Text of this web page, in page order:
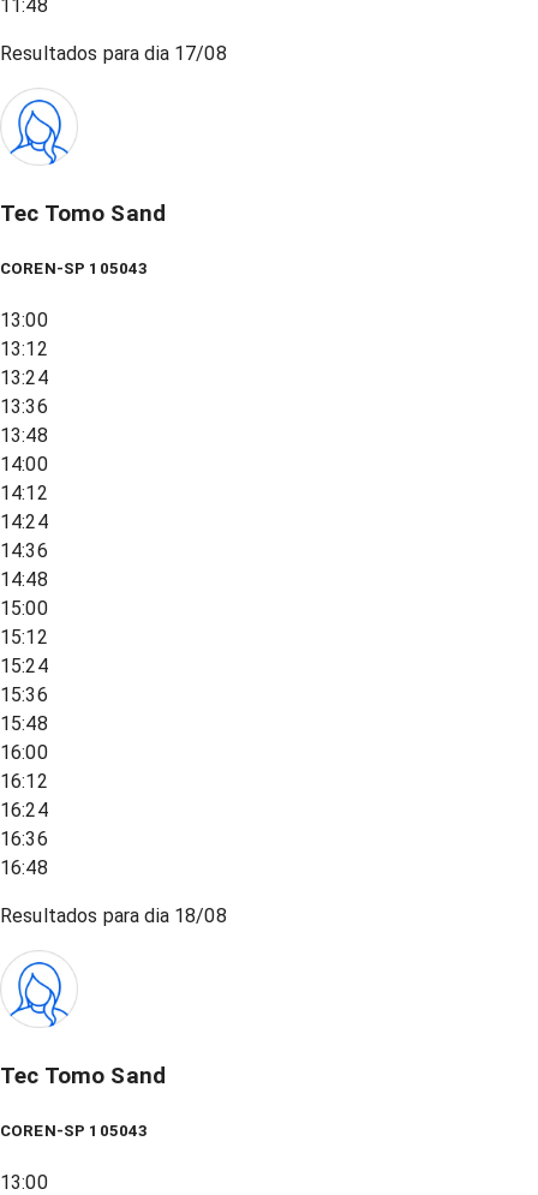
11:48
Resultados para dia 17/08
Tec Tomo Sand
COREN-SP 105043
13:00
13:12
13:24
13:36
13:48
14:00
14:12
14:24
14:36
14:48
15:00
15:12
15:24
15:36
15:48
16:00
16:12
16:24
16:36
16:48
Resultados para dia 18/08
Tec Tomo Sand
COREN-SP 105043
13:00